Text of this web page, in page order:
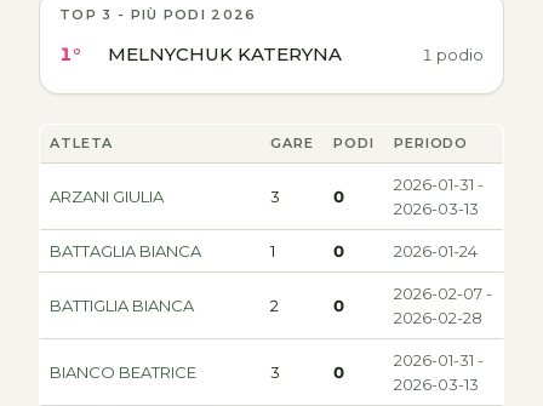
TOP 3 - PIÙ PODI 2026
1° MELNYCHUK KATERYNA 1 podio
ATLETA GARE PODI PERIODO
ARZANI GIULIA 3 0
2026-01-31 -
2026-03-13
BATTAGLIA BIANCA 1 0 2026-01-24
BATTIGLIA BIANCA 2 0
2026-02-07 -
2026-02-28
BIANCO BEATRICE 3 0
2026-01-31 -
2026-03-13